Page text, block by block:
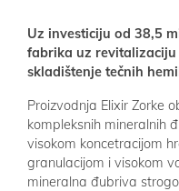
Uz investiciju od 38,5
fabrika uz
skladištenje tečnih
Proizvodnja Elixir Zorke
kompleksnih mineralnih
visokom koncetracijom
granulacijom i visokom
mineralna đubriva